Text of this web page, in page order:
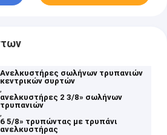
Ανελκυστήρες σωλήνων τρυπανιών
κεντρικών συρτών
,
ανελκυστήρες 2 3/8» σωλήνων
τρυπανιών
,
6 5/8» τρυπώντας με τρυπάνι
ανελκυστήρας